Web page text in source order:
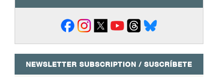
NEWSLETTER SUBSCRIPTION / SUSCRÍBETE